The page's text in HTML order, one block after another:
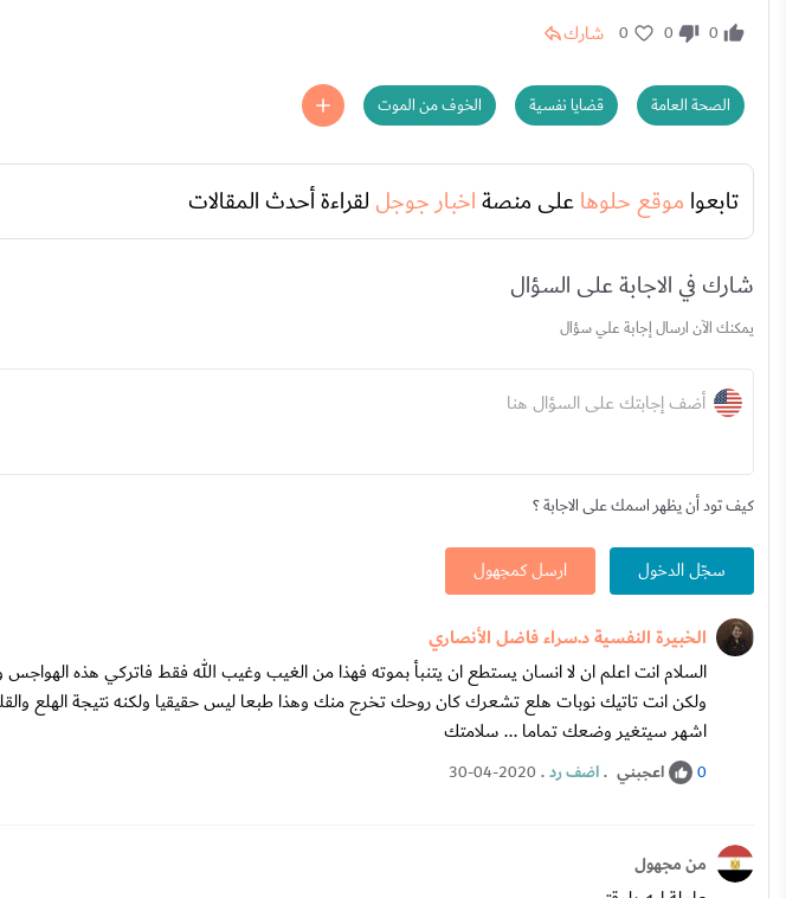
0
0
0 شارك
الصحة العامة قضايا نفسية الخوف من الموت
تابعوا موقع حلوهاعلى منصةاخبار جوجل لقراءة أحدث المقالات
شارك في الاجابة على السؤال
يمكنك الآن ارسال إجابة علي سؤال
أضف إجابتك على السؤال هنا
كيف تود أن يظهر اسمك على الاجابة ؟
سجّل الدخول ارسل كمجهول
الخبيرة النفسية د.سراء فاضل الأنصاري
السلام انت اعلم ان لا انسان يستطع ان يتنبأ بموته فهذا من الغيب وغيب الله فقط فاتركي هذه الهواجس
ولكن انت تاتيك نوبات هلع تشعرك كان روحك تخرج منك وهذا طبعا ليس حقيقيا ولكنه نتيجة الهلع
اشهر سيتغير وضعك تماما ... سلامتك
0 اعجبني .اضف رد.
30-04-2020
من مجهول